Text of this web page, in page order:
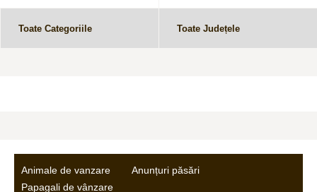
Animale de vanzare
Anunțuri păsări
Papagali de vânzare